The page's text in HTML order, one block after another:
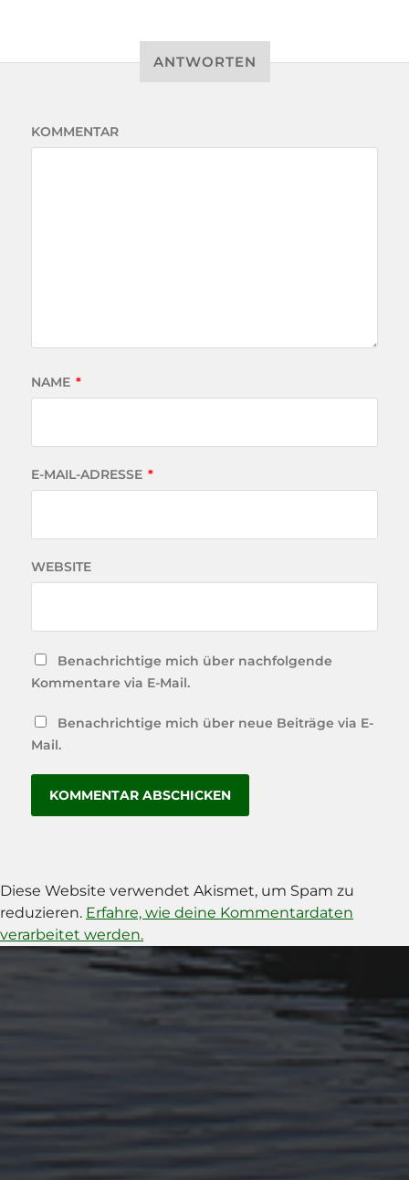
ANTWORTEN
KOMMENTAR
NAME *
E-MAIL-ADRESSE *
WEBSITE
Benachrichtige mich über nachfolgende
Kommentare via E-Mail.
Benachrichtige mich über neue Beiträge via E-
Mail.
Diese Website verwendet Akismet, um Spam zu
reduzieren. Erfahre, wie deine Kommentardaten
verarbeitet werden.